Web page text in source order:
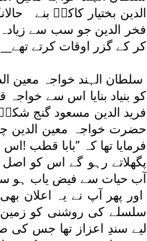
الدین بختیار کاکیؒ بنے
فخر الدین جو سب سے زیادہ
کر کے گزر اوقات کرتے
سلطان الہند خواجہ معین
کو بنیاد بنایا اس سے
فرید الدین مسعود گنج
حضرت خواجہ معین الدین
فرمایا تھا کہ ’’بابا قطب
پگھلاتے رہو گے اس کو
آب حیات سے فیض یاب ہو
اور پھر آپ نے یہ اعلان
سلسلے کی روشنی کو زمین و
لیے سندِ اعزاز تھا جس کی